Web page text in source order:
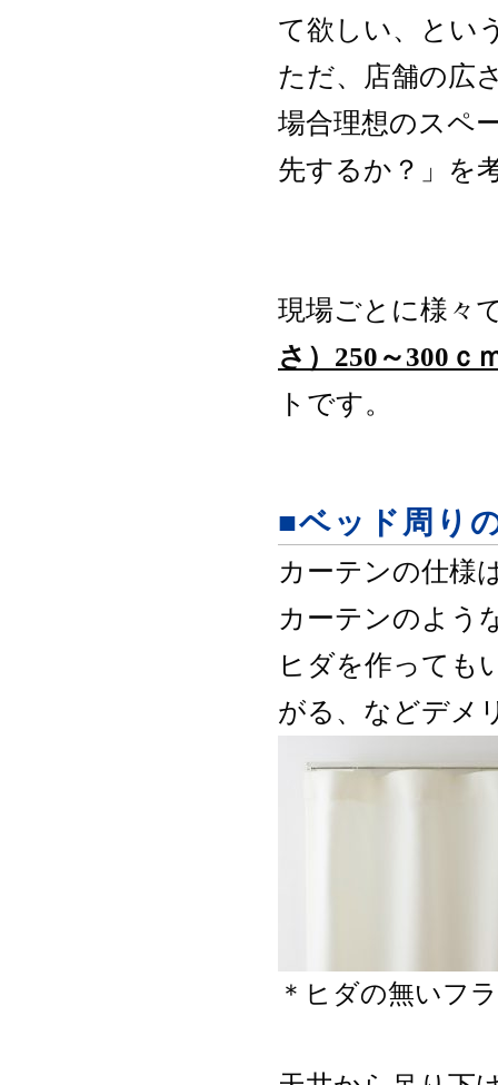
て欲しい、とい
ただ、店舗の広
場合理想のスペ
先するか？」を
現場ごとに様々
さ）250～300ｃ
トです。
■ベッド周り
カーテンの仕様
カーテンのよう
ヒダを作っても
がる、などデメ
＊ヒダの無いフ